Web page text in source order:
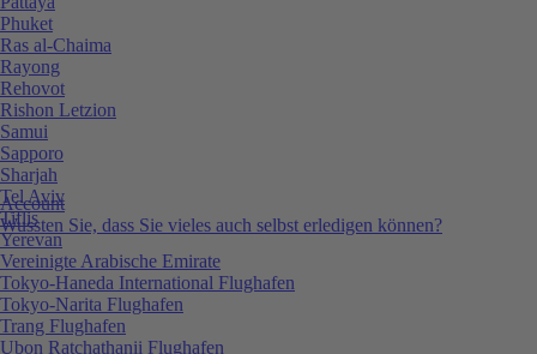
Account
Wussten Sie, dass Sie vieles auch selbst erledigen können?
Phuket
Ras al-Chaima
Rayong
Rehovot
Rishon Letzion
Samui
Sapporo
Sharjah
Tel Aviv
Tiflis
Yerevan
Vereinigte Arabische Emirate
Tokyo-Haneda International Flughafen
Tokyo-Narita Flughafen
Trang Flughafen
Ubon Ratchathanii Flughafen